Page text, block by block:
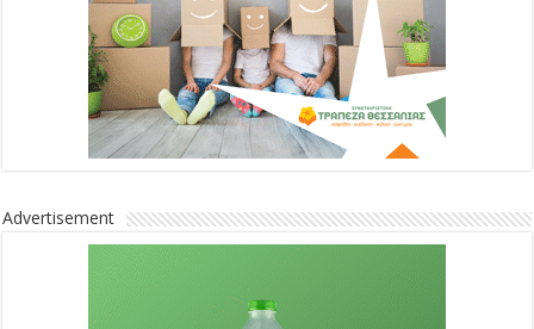
Advertisement